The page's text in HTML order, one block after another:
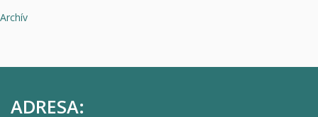
Archív
ADRESA: